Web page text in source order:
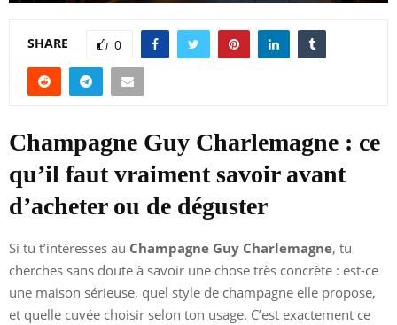
SHARE 0
Champagne Guy Charlemagne : ce
qu’il faut vraiment savoir avant
d’acheter ou de déguster
Si tu t’intéresses au Champagne Guy Charlemagne, tu
cherches sans doute à savoir une chose très concrète : est-ce
une maison sérieuse, quel style de champagne elle propose,
et quelle cuvée choisir selon ton usage. C’est exactement ce